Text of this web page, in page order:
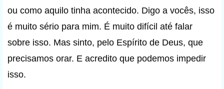
ou como aquilo tinha acontecido. Digo a vocês, isso
é muito sério para mim. É muito difícil até falar
sobre isso. Mas sinto, pelo Espírito de Deus, que
precisamos orar. E acredito que podemos impedir
isso.